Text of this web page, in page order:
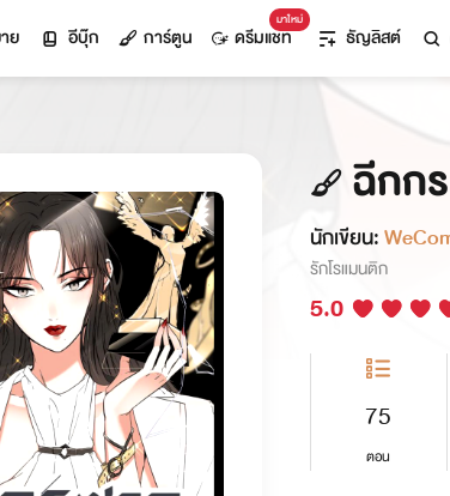
ย อีบุ๊ก การ์ตูน
มาใหม่
ดรีมแชท ธัญลิสต์
ฉีกก
นักเขียน:
รักโรแมนติก
5.0
75
ตอน